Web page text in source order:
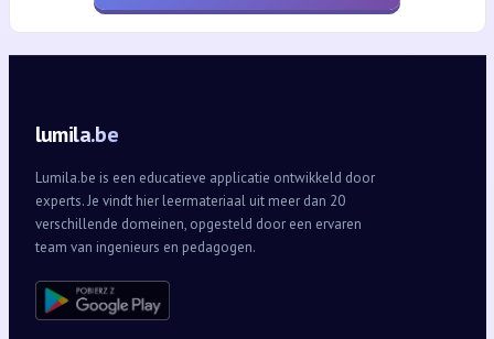
lumila.be
Lumila.be is een educatieve applicatie ontwikkeld door
experts. Je vindt hier leermateriaal uit meer dan 20
verschillende domeinen, opgesteld door een ervaren
team van ingenieurs en pedagogen.